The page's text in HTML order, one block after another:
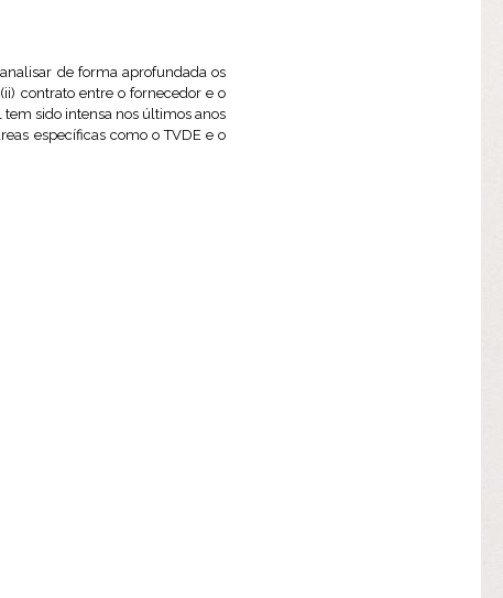
de forma aprofundada os
contrato entre o fornecedor e o
sido intensa nos últimos anos
específicas como o TVDE e o